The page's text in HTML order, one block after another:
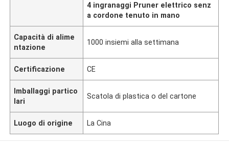
4 ingranaggi Pruner elettrico senz
a cordone tenuto in mano
Capacità di alime
ntazione
1000 insiemi alla settimana
Certificazione CE
Imballaggi partico
lari
Scatola di plastica o del cartone
Luogo di origine La Cina